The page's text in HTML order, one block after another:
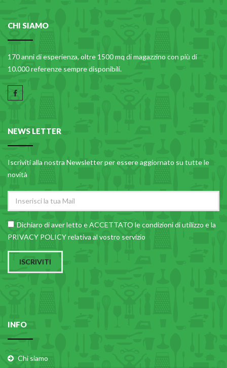
CHI SIAMO
170 anni di esperienza, oltre 1500 mq di magazzino con più di
10.000 referenze sempre disponibili.
NEWS LETTER
Iscriviti alla nostra Newsletter per essere aggiornato su tutte le
novità
Dichiaro di aver letto e ACCETTATO lecondizioni di utilizzo e la
PRIVACY POLICY relativa al vostro servizio
ISCRIVITI
INFO
Chi siamo